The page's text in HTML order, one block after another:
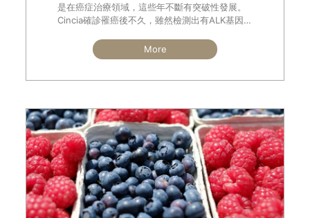
是在癌症治療領域，這些年不斷有突破性發展。
Cincia確診罹癌後不久，雖然檢測出有ALK基因
以只能採用化療。 隔年因為化療藥物出現抗藥，
幸運加入試驗計畫
More